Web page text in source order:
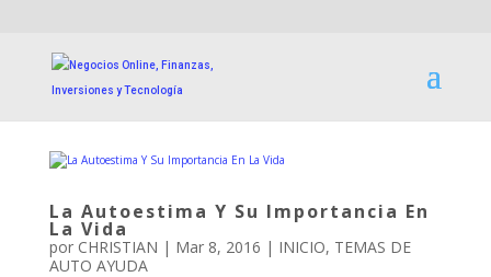
La Autoestima Y Su Importancia En
La Vida
por CHRISTIAN | Mar 8, 2016 | INICIO, TEMAS DE
AUTO AYUDA